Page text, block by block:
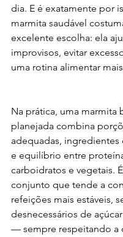
dia. E é exatamente por
marmita saudável
excelente escolha: ela
improvisos, evitar
uma rotina alimentar
Na prática, uma marmita
planejada combina
adequadas,
e equilíbrio entre
carboidratos e vegetais.
conjunto que tende a
refeições mais estáveis,
desnecessários de
— sempre respeitando a